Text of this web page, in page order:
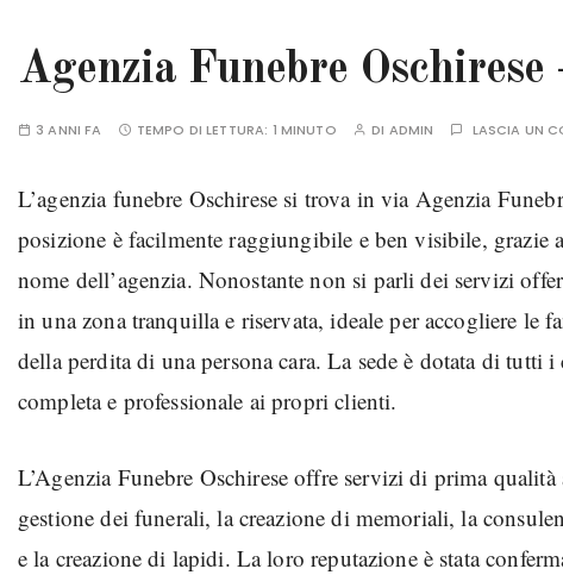
Agenzia Funebre
3 ANNI FA TEMPO DI LETTURA: 1 MINUTO DI ADMIN LASCIA UN
L’agenzia funebre Oschirese si trova in via Agenzia
posizione è facilmente raggiungibile e ben visibile,
nome dell’agenzia. Nonostante non si parli dei servizi
in una zona tranquilla e riservata, ideale per accogliere
della perdita di una persona cara. La sede è dotata di tutti i
completa e professionale ai propri clienti.
L’Agenzia Funebre Oschirese offre servizi di prima
gestione dei funerali, la creazione di memoriali, la
e la creazione di lapidi. La loro reputazione è stata